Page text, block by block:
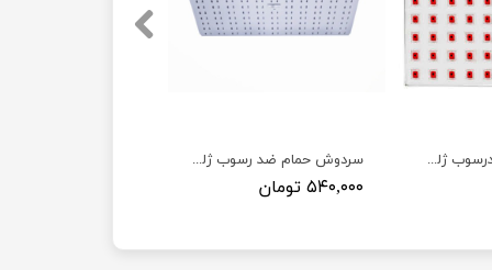
سردوش حمام ضد رسوب ژله ای ارس
۵۴۰,۰۰۰ تومان
سردوش حمام ضدرسوب ژله ای ارس